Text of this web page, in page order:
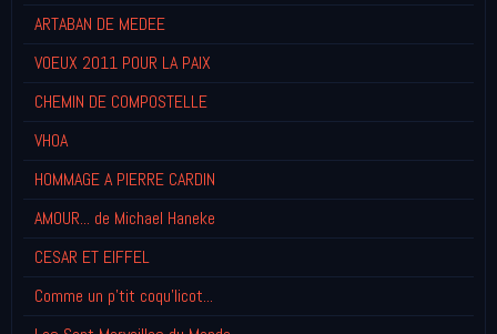
ARTABAN DE MEDEE
VOEUX 2011 POUR LA PAIX
CHEMIN DE COMPOSTELLE
VHOA
HOMMAGE A PIERRE CARDIN
AMOUR... de Michael Haneke
CESAR ET EIFFEL
Comme un p'tit coqu'licot...